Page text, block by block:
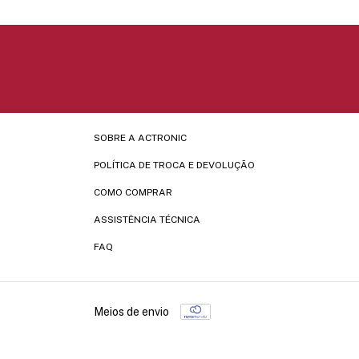
SOBRE A ACTRONIC
POLÍTICA DE TROCA E DEVOLUÇÃO
COMO COMPRAR
ASSISTÊNCIA TÉCNICA
FAQ
Meios de envio